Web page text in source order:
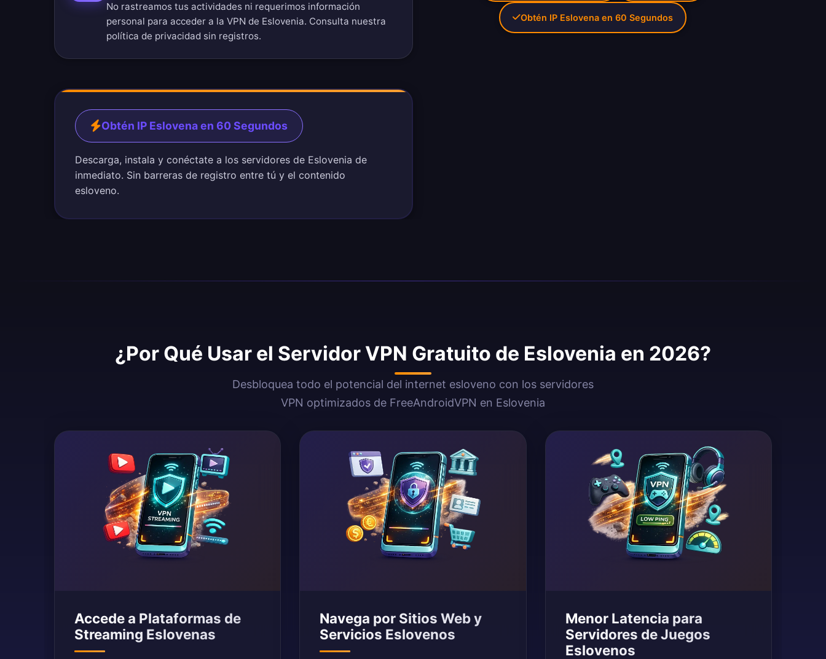
No rastreamos tus actividades ni requerimos información
personal para acceder a la VPN de Eslovenia. Consulta nuestra
política de privacidad sin registros.
Obtén IP Eslovena en 60 Segundos
Descarga, instala y conéctate a los servidores de Eslovenia de
inmediato. Sin barreras de registro entre tú y el contenido
esloveno.
Obtén IP Eslovena en 60 Segundos
¿Por Qué Usar el Servidor VPN Gratuito de Eslovenia en 2026?
Desbloquea todo el potencial del internet esloveno con los servidores
VPN optimizados de FreeAndroidVPN en Eslovenia
Accede a Plataformas de
Streaming Eslovenas
Navega por Sitios Web y
Servicios Eslovenos
Menor Latencia para
Servidores de Juegos
Eslovenos